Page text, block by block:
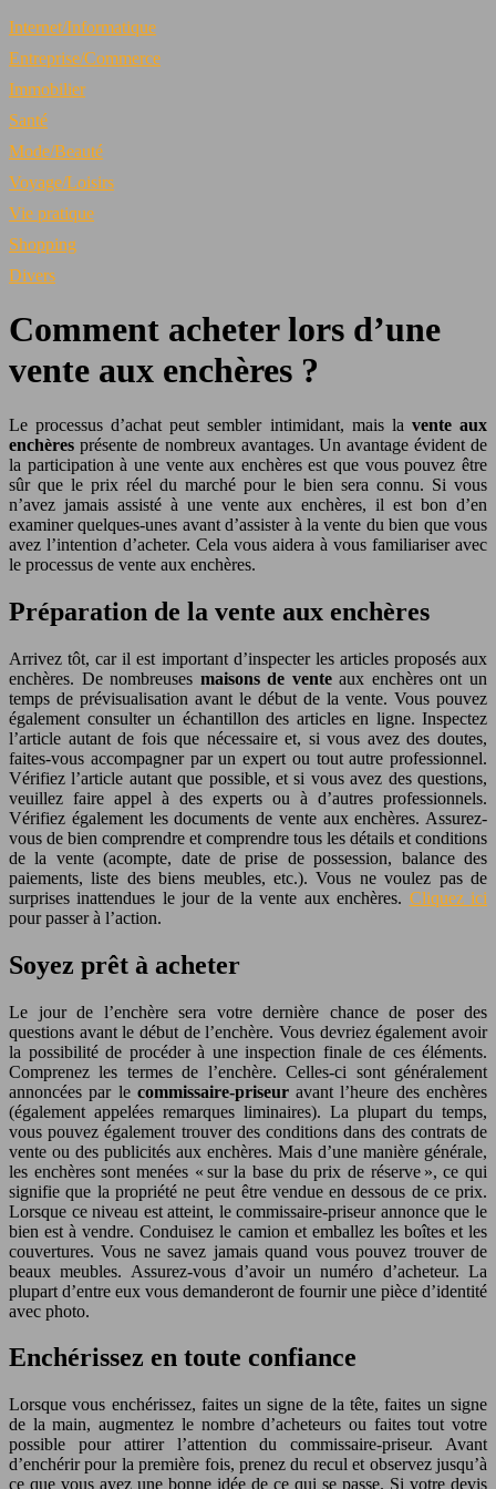
Internet/Informatique
Entreprise/Commerce
Immobilier
Santé
Mode/Beauté
Voyage/Loisirs
Vie pratique
Shopping
Divers
Comment acheter lors d’une
vente aux enchères ?
Le processus d’achat peut sembler intimidant, mais la vente aux
enchères présente de nombreux avantages. Un avantage évident de
la participation à une vente aux enchères est que vous pouvez être
sûr que le prix réel du marché pour le bien sera connu. Si vous
n’avez jamais assisté à une vente aux enchères, il est bon d’en
examiner quelques-unes avant d’assister à la vente du bien que vous
avez l’intention d’acheter. Cela vous aidera à vous familiariser avec
le processus de vente aux enchères.
Préparation de la vente aux enchères
Arrivez tôt, car il est important d’inspecter les articles proposés aux
enchères. De nombreuses maisons de venteaux enchères ont un
temps de prévisualisation avant le début de la vente. Vous pouvez
également consulter un échantillon des articles en ligne. Inspectez
l’article autant de fois que nécessaire et, si vous avez des doutes,
faites-vous accompagner par un expert ou tout autre professionnel.
Vérifiez l’article autant que possible, et si vous avez des questions,
veuillez faire appel à des experts ou à d’autres professionnels.
Vérifiez également les documents de vente aux enchères. Assurez-
vous de bien comprendre et comprendre tous les détails et conditions
de la vente (acompte, date de prise de possession, balance des
paiements, liste des biens meubles, etc.). Vous ne voulez pas de
surprises inattendues le jour de la vente aux enchères. Cliquez ici
pour passer à l’action.
Soyez prêt à acheter
Le jour de l’enchère sera votre dernière chance de poser des
questions avant le début de l’enchère. Vous devriez également avoir
la possibilité de procéder à une inspection finale de ces éléments.
Comprenez les termes de l’enchère. Celles-ci sont généralement
annoncées par le commissaire-priseuravant l’heure des enchères
(également appelées remarques liminaires). La plupart du temps,
vous pouvez également trouver des conditions dans des contrats de
vente ou des publicités aux enchères. Mais d’une manière générale,
les enchères sont menées « sur la base du prix de réserve », ce qui
signifie que la propriété ne peut être vendue en dessous de ce prix.
Lorsque ce niveau est atteint, le commissaire-priseur annonce que le
bien est à vendre. Conduisez le camion et emballez les boîtes et les
couvertures. Vous ne savez jamais quand vous pouvez trouver de
beaux meubles. Assurez-vous d’avoir un numéro d’acheteur. La
plupart d’entre eux vous demanderont de fournir une pièce d’identité
avec photo.
Enchérissez en toute confiance
Lorsque vous enchérissez, faites un signe de la tête, faites un signe
de la main, augmentez le nombre d’acheteurs ou faites tout votre
possible pour attirer l’attention du commissaire-priseur. Avant
d’enchérir pour la première fois, prenez du recul et observez jusqu’à
ce que vous ayez une bonne idée de ce qui se passe. Si votre devis